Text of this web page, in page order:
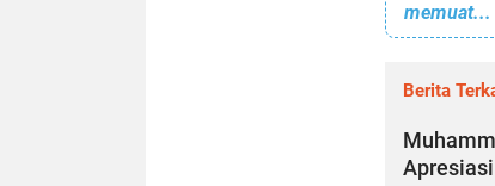
memuat...
Berita